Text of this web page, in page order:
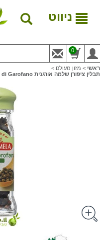
ניווט
0
ראשי > מזון מעולם >
תבלין ציפורן שלמה אורגנית Cannamela Organic Whole Cloves Chiodi di Garofano